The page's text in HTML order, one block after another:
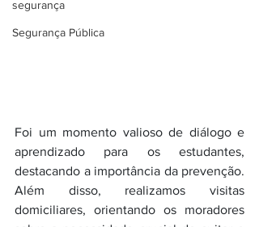
segurança
Segurança Pública
Foi um momento valioso de diálogo e
aprendizado para os estudantes,
destacando a importância da prevenção.
Além disso, realizamos visitas
domiciliares, orientando os moradores